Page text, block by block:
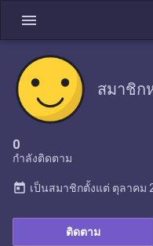
menu
สมาชิก
0
กำลังติดตาม
ติดตาม
today เป็นสมาชิกตั้งแต่ ตุลาคม